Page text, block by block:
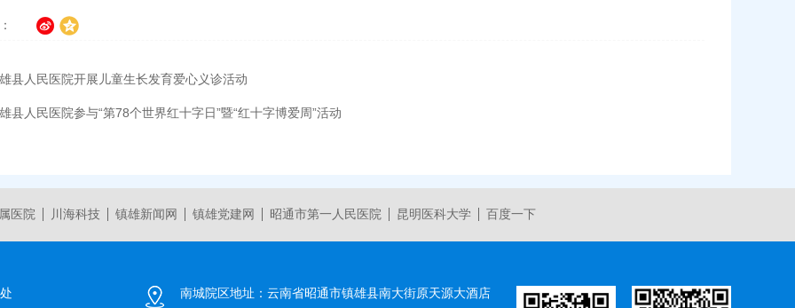
县人民医院开展儿童生长发育爱心义诊活动
县人民医院参与“第78个世界红十字日”暨“红十字博爱周”活动
医院 川海科技 镇雄新闻网 镇雄党建网 昭通市第一人民医院 昆明医科大学 百度一下
南城院区地址： 云南省昭通市镇雄县南大街原天源大酒店